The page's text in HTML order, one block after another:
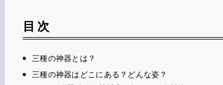
目次
三種の神器とは？
三種の神器はどこにある？どんな姿？